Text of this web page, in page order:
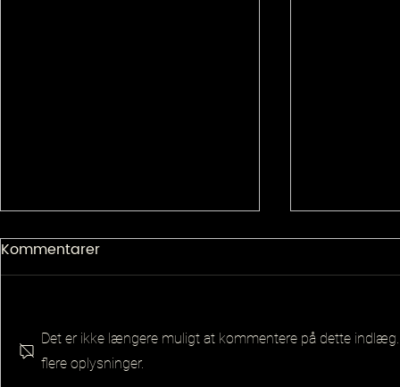
Kommentarer
Det er ikke længere muligt at kommentere på dette
flere oplysninger.